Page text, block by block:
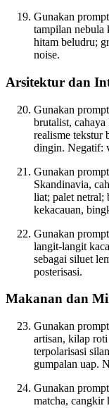
Gunakan
tampilan nebula
hitam beludru;
noise.
Arsitektur dan
Gunakan
brutalist,
realisme tekstur
dingin. Negatif:
Gunakan
Skandinavia,
liat; palet netral;
kekacauan,
Gunakan
langit-langit
sebagai siluet
posterisasi.
Makanan dan
Gunakan
artisan, kilap
terpolarisasi
gumpalan uap.
Gunakan
matcha, cangkir